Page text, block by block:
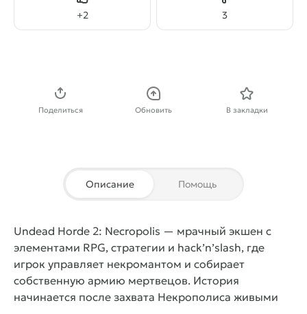
+2
Нравится 3Не нравится
Поделиться Обновить В закладки
Описание Помощь
Undead Horde 2: Necropolis — мрачный экшен с
элементами RPG, стратегии и hack’n’slash, где
игрок управляет некромантом и собирает
собственную армию мертвецов. История
начинается после захвата Некрополиса живыми